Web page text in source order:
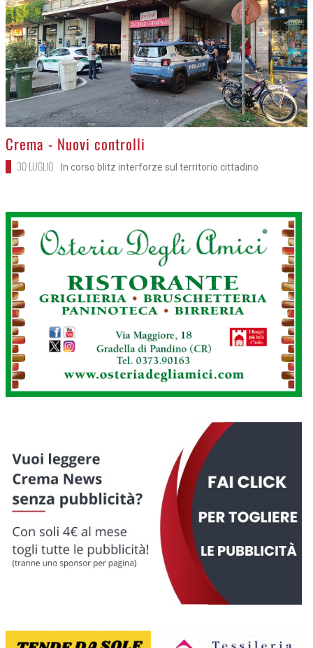
>
Crema - Nuovi controlli
30 LUGLIO In corso blitz interforze sul territorio cittadino